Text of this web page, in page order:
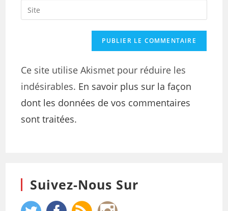
Ce site utilise Akismet pour réduire les
indésirables. En savoir plus sur la façon
dont les données de vos commentaires
sont traitées.
Suivez-Nous Sur